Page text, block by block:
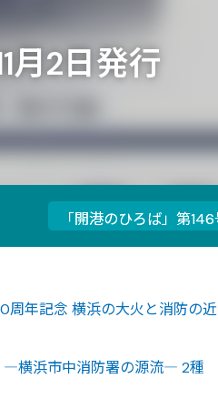
月2日発行
周年記念 横浜の大火と消防の近
―横浜市中消防署の源流― 2種